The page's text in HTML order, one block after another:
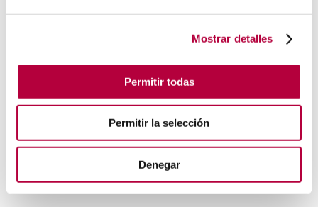
Mostrar detalles
Permitir todas
Permitir la selección
Denegar